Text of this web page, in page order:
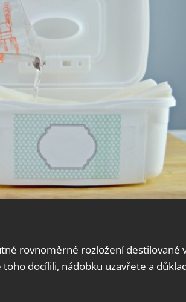
rovnoměrné rozložení destilované
docílili, nádobku uzavřete a